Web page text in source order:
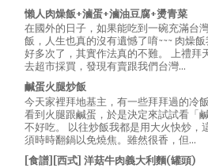
懶人肉燥飯+滷蛋+滷油豆腐+燙青菜
在國外的日子，如果能吃到一碗充滿台
飯，人生也真的沒有遺憾了唷~~~ 肉燥
好多次了，其實作法真的不難。 上禮拜
去超市採買，發現有賣跟我們台灣...
鹹蛋火腿炒飯
今天家裡拜地基主，有一些拜拜過的冷
看到火腿跟鹹蛋，於是決定來試試看「
不好吃。 以往炒飯我都是用大火快炒，
須時時翻鍋以免燒焦。雖然很香，但...
[食譜][西式] 洋菇牛肉義大利麵(罐頭)